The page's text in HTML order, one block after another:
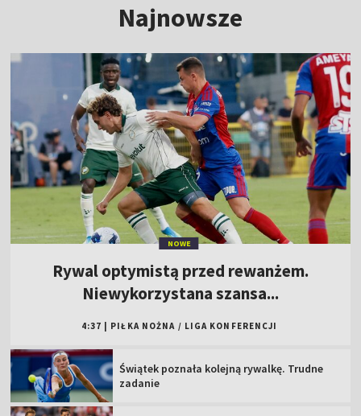
Najnowsze
NOWE
Rywal optymistą przed rewanżem.
Niewykorzystana szansa...
4:37 PIŁKA NOŻNA / LIGA KONFERENCJI
Świątek poznała kolejną rywalkę. Trudne
zadanie